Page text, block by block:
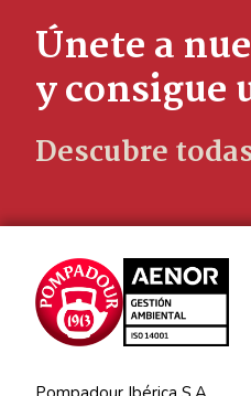
Únete a
y consigue
Descubre